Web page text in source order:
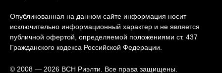
Опубликованная на данном сайте информация носит
исключительно информационный характер и не является
публичной офертой, определяемой положениями ст. 437
Гражданского кодекса Российской Федерации.
© 2008 — 2026 ВСН Риэлти. Все права защищены.